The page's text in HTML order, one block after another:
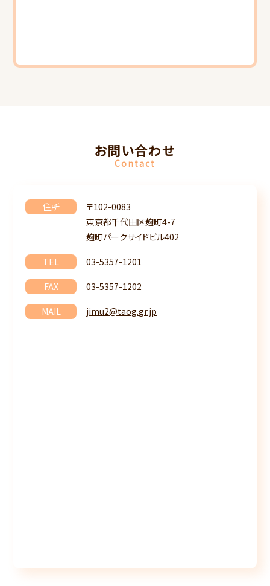
お問い合わせ
Contact
住所
〒102-0083
東京都千代田区麹町4-7
麹町パークサイドビル402
TEL 03-5357-1201
FAX 03-5357-1202
MAIL jimu2@taog.gr.jp